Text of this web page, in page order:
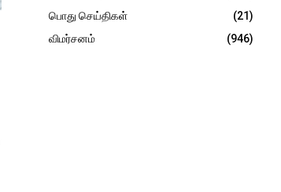
பொது செய்திகள்
(21)
விமர்சனம்
(946)